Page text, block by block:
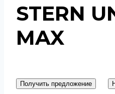
STERN
MAX
Получить предложение